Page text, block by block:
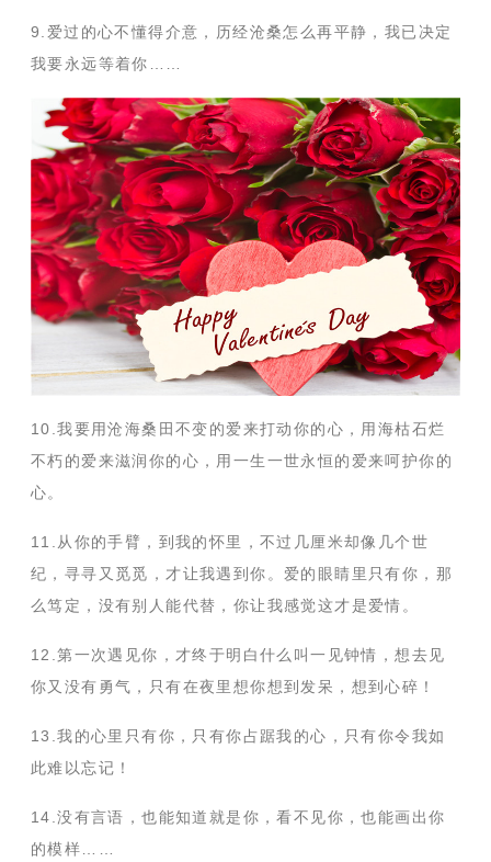
9.爱过的心不懂得介意，历经沧桑怎么再平静，我已决定
我要永远等着你……
10.我要用沧海桑田不变的爱来打动你的心，用海枯石烂
不朽的爱来滋润你的心，用一生一世永恒的爱来呵护你的
心。
11.从你的手臂，到我的怀里，不过几厘米却像几个世
纪，寻寻又觅觅，才让我遇到你。爱的眼睛里只有你，那
么笃定，没有别人能代替，你让我感觉这才是爱情。
12.第一次遇见你，才终于明白什么叫一见钟情，想去见
你又没有勇气，只有在夜里想你想到发呆，想到心碎！
13.我的心里只有你，只有你占踞我的心，只有你令我如
此难以忘记！
14.没有言语，也能知道就是你，看不见你，也能画出你
的模样……